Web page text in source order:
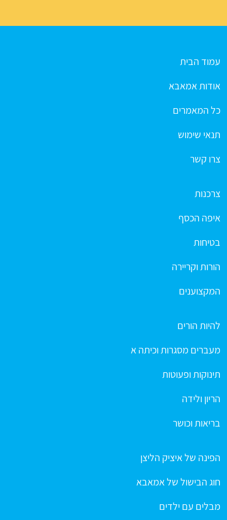
עמוד הבית
אודות אמאבא
כל המאמרים
תנאי שימוש
צרו קשר
צרכנות
איפה הכסף
בטיחות
הורות וקריירה
המקצוענים
להיות הורים
מעברים מסגרות וכיתה א
תינוקות ופעוטות
הריון ולידה
בריאות וכושר
הפינה של איציק הליצן
חוג הבישול של אמאבא
מבלים עם ילדים